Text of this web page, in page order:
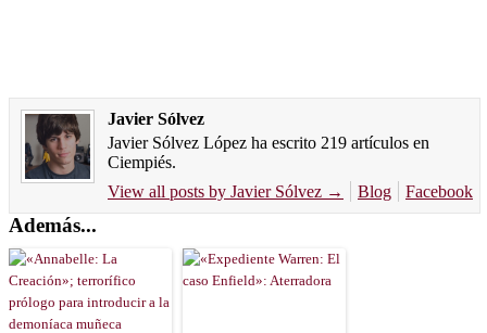
Javier Sólvez
Javier Sólvez López ha escrito 219 artículos en
Ciempiés.
View all posts by Javier Sólvez → Blog Facebook
Además...